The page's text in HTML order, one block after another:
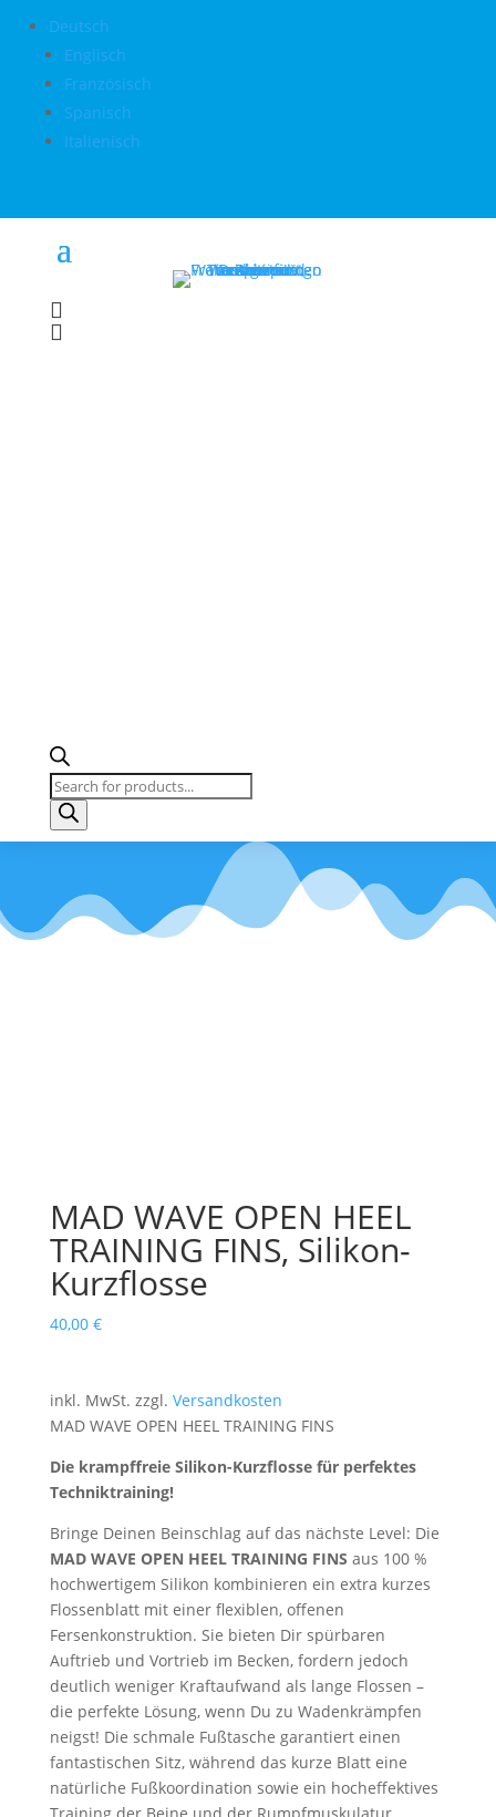
Deutsch
Englisch
Französisch
Spanisch
Italienisch


Products
search
MAD WAVE OPEN HEEL
TRAINING FINS, Silikon-
Kurzflosse
40,00 €
inkl. MwSt. zzgl. Versandkosten
MAD WAVE OPEN HEEL TRAINING FINS
Die krampffreie Silikon-Kurzflosse für perfektes
Techniktraining!
Bringe Deinen Beinschlag auf das nächste Level: Die
MAD WAVE OPEN HEEL TRAINING FINS aus 100 %
hochwertigem Silikon kombinieren ein extra kurzes
Flossenblatt mit einer flexiblen, offenen
Fersenkonstruktion. Sie bieten Dir spürbaren
Auftrieb und Vortrieb im Becken, fordern jedoch
deutlich weniger Kraftaufwand als lange Flossen –
die perfekte Lösung, wenn Du zu Wadenkrämpfen
neigst! Die schmale Fußtasche garantiert einen
fantastischen Sitz, während das kurze Blatt eine
natürliche Fußkoordination sowie ein hocheffektives